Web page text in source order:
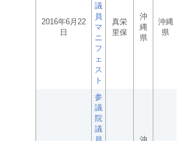
2016年6月22
日
議
員
マ
ニ
フ
ェ
ス
ト
真栄
里保
沖
縄
県
沖縄
県
参
議
院
議